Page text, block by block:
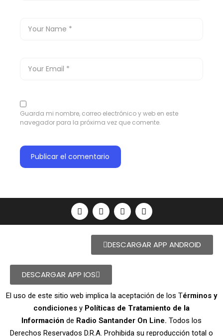
Guarda mi nombre, correo electrónico y web en este
navegador para la próxima vez que comente.
DESCARGAR APP ANDROID
DESCARGAR APP IOS
El uso de este sitio web implica la aceptación de los Términos y
condiciones y Políticas de Tratamiento de la
Información de Radio Santander On Line. Todos los
Derechos Reservados D.R.A. Prohibida su reproducción total o